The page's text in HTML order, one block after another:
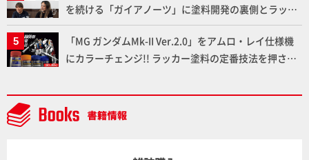
を続ける「ガイアノーツ」に塗料開発の裏側とラッカ
ー塗料の未来についてインタビュー！
「MG ガンダムMk-II Ver.2.0」をアムロ・レイ仕様機
にカラーチェンジ!! ラッカー塗料の定番技法を押さえ